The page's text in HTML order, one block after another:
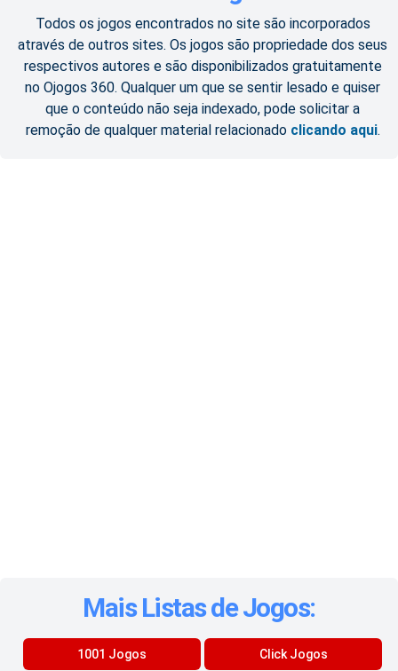
Todos os jogos encontrados no site são incorporados
através de outros sites. Os jogos são propriedade dos seus
respectivos autores e são disponibilizados gratuitamente
no Ojogos 360. Qualquer um que se sentir lesado e quiser
que o conteúdo não seja indexado, pode solicitar a
remoção de qualquer material relacionado clicando aqui.
Mais Listas de Jogos:
1001 Jogos Click Jogos